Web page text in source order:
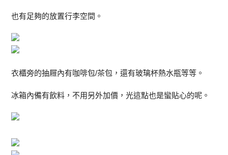
也有足夠的放置行李空間。
衣櫃旁的抽屜內有咖啡包/茶包，還有玻璃杯熱水瓶等等。
冰箱內備有飲料，不用另外加價，光這點也是蠻貼心的呢。